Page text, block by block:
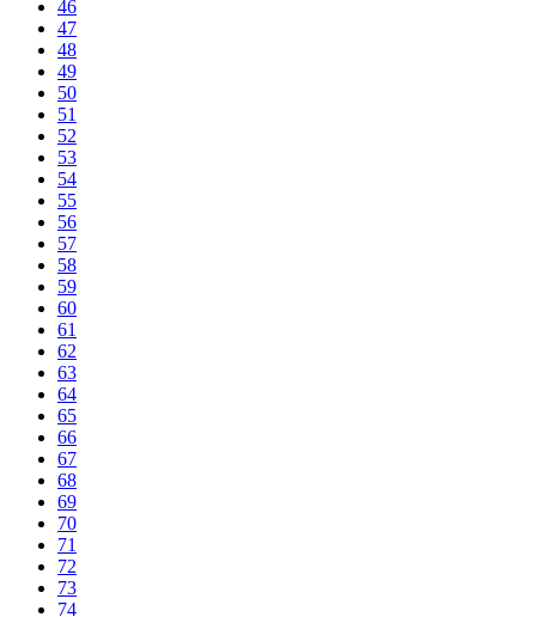
46
47
48
49
50
51
52
53
54
55
56
57
58
59
60
61
62
63
64
65
66
67
68
69
70
71
72
73
74